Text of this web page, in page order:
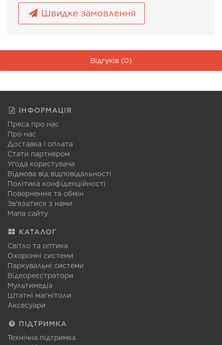
Швидке замовлення
Відгуків (0)
ІНФОРМАЦІЯ
Преса про нас
Про нас
Доставка і оплата
Стати партнером
Угода користувача
Відмова від відповідальності
Політика конфіденційності
Повернення та обмін
Зв'язатися з нами
Мапа сайту
КАТАЛОГ
Світло та оптика
Охоронні системи
Паркувальні системи
Відеореєстратори
Мультимедіа
Штатні магнітоли
Аксесуари
ПІДТРИМКА
Технічна підтримка